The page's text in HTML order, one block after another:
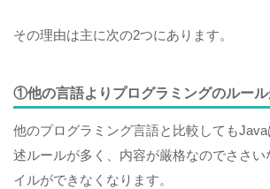
その理由は主に次の2つにあります。
①他の言語よりプログラミングのルー
他のプログラミング言語と比較しても
述ルールが多く、内容が厳格なのでささ
イルができなくなります。